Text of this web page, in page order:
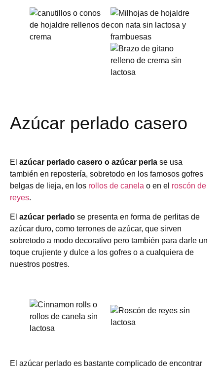
Azúcar perlado casero
El azúcar perlado casero o azúcar perla se usa
también en repostería, sobretodo en los famosos gofres
belgas de lieja, en los rollos de canela o en el roscón de
reyes.
El azúcar perlado se presenta en forma de perlitas de
azúcar duro, como terrones de azúcar, que sirven
sobretodo a modo decorativo pero también para darle un
toque crujiente y dulce a los gofres o a cualquiera de
nuestros postres.
El azúcar perlado es bastante complicado de encontrar